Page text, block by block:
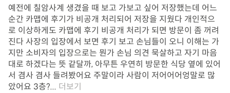
예전에 칠암사계 생겼을 때 보고 가보고 싶어 저장했는데 어느
순간 카맵에 후기가 비공개 처리되어 저장을 지웠다 개인적으
로 이상하게도 카맵에 후기 비공개 처리가 되면 방문이 좀 꺼려
진다 사장의 입장에서 보면 후기 보고 손님들이 오니 이해는 가
지만 소비자의 입장으로는 뭔가 손님 의견 묵살하고 자기 마음
대로 하겠다는 뜻 같달까, 아무튼 우연히 방문한 식당 옆에 있어
서 겸사 겸사 들려봤어요 주말이라 사람이 저어어어엉말로 많
았어요 3층?... 더보기